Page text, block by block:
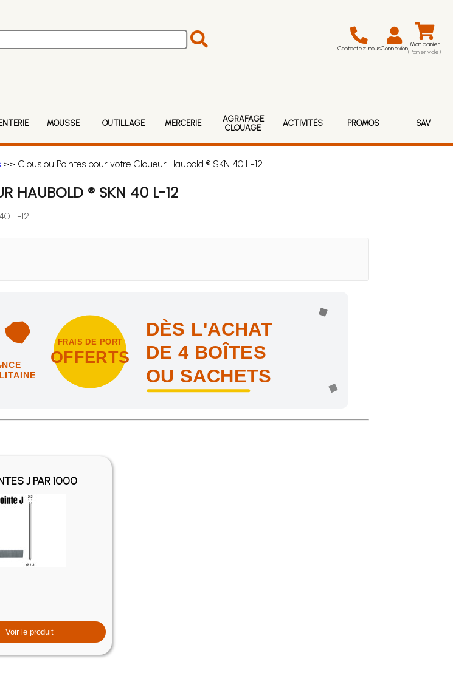
Contactez-nousConnexion Mon panier
(Panier vide)
MOUSSE OUTILLAGE MERCERIE
AGRAFAGE
CLOUAGE
ACTIVITÉS PROMOS SAV
>> Clous ou Pointes pour votre Cloueur Haubold ® SKN 40 L-12
HAUBOLD ® SKN 40 L-12
L-12
FRAIS DE PORT
OFFERTS
DÈS L'ACHAT
DE 4 BOÎTES
OU SACHETS
les frais de port en France métropolitaine !
J PAR 1000
Voir le produit